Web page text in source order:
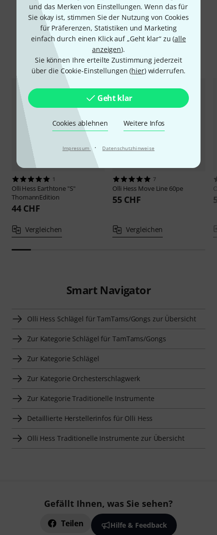
und das Merken von Einstellungen. Wenn das für
Sie okay ist, stimmen Sie der Nutzung von Cookies
für Präferenzen, Statistiken und Marketing
einfach durch einen Klick auf „Geht klar“ zu (alle
anzeigen).
Sie können Ihre erteilte Zustimmung jederzeit
über die Cookie-Einstellungen (hier) widerrufen.
Geht klar
Cookies ablehnen Weitere Infos
Impressum · Datenschutzhinweise
Alle Bewertungen lesen
Alternativen vergleichen
1
Olli Hess Earthtone "S"
ThomannEdition
44 CHF
Vergleichen
7
Olli Hess Move Line 60pe
55 CHF
Vergleichen
Smart Navigator
Olli Hess Schlägel für TamTams/Gongs zur Übersicht
Zur Kategorie Schlägel für TamTams/Gongs
Zur Kategorie Schlägel
Zur Kategorie Orchesterschlagwerk
Zur Kategorie Traditionelle Instrumente
Detaillierte Herstellerinfos für Olli Hess
Olli Hess Traditionelle Instrumente zur Übersicht
Gefällt Ihnen, was Sie sehen?
Teilen Hilfe & Feedback